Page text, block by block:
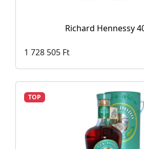
Richard Hennessy
1 728 505 Ft
TOP